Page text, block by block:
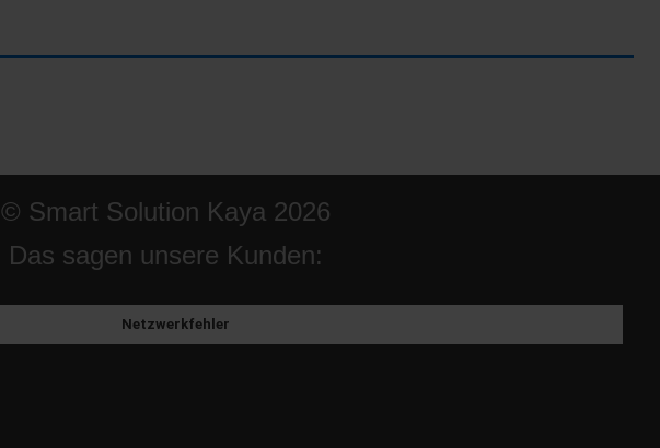
© Smart Solution Kaya 2026
Das sagen unsere Kunden:
Netzwerkfehler